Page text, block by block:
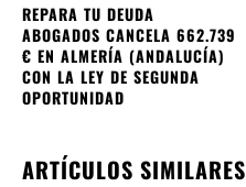
REPARA TU DEUDA
ABOGADOS CANCELA 662.739
€ EN ALMERÍA (ANDALUCÍA)
CON LA LEY DE SEGUNDA
OPORTUNIDAD
ARTÍCULOS SIMILARES